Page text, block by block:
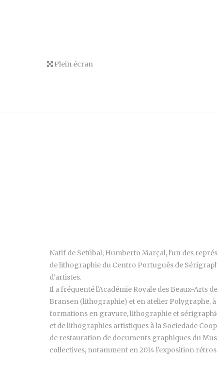
Plein écran
Natif de Setúbal, Humberto Marçal, l'un des
de lithographie du Centro Português de
d'artistes.
Il a fréquenté l'Académie Royale des Beaux-Arts
Bransen (lithographie) et en atelier Polygraphe,
formations en gravure, lithographie et
et de lithographies artistiques à la Sociedade
de restauration de documents graphiques du
collectives, notamment en 2014 l'exposition